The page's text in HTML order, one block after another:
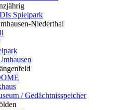
Spielpark
Niederthai
/ Gedächtnisspeicher